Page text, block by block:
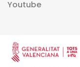
Youtube